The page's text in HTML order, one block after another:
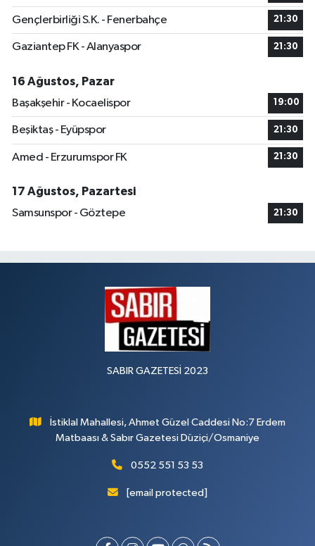
Gençlerbirliği S.K. - Fenerbahçe 21:30
Gaziantep FK - Alanyaspor 21:30
16 Ağustos, Pazar
Başakşehir - Kocaelispor
19:00
Beşiktaş - Eyüpspor 21:30
Amed - Erzurumspor FK 21:30
17 Ağustos, Pazartesi
Samsunspor - Göztepe
21:30
SABIR GAZETESİ 2023
İstiklal Mahallesi, Ahmet Güzel Caddesi No:7 Erdem
Matbaası & Sabır Gazetesi Düziçi/Osmaniye
0552 551 53 53
[email protected]